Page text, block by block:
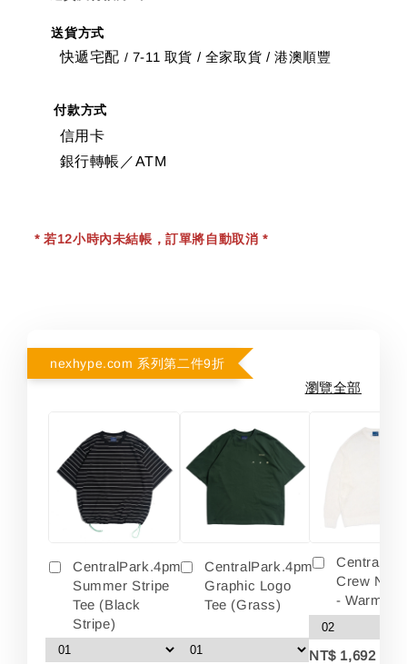
送貨方式
快遞宅配 / 7-11 取貨 / 全家取貨 / 港澳順豐
付款方式
信用卡
銀行轉帳／ATM
* 若12小時內未結帳，訂單將自動取消 *
nexhype.com 系列第二件9折
瀏覽全部
CentralPark.4pm
Summer Stripe
Tee (Black
Stripe)
CentralPark.4pm
Graphic Logo
Tee (Grass)
Crew
- Warm
NT$ 1,692